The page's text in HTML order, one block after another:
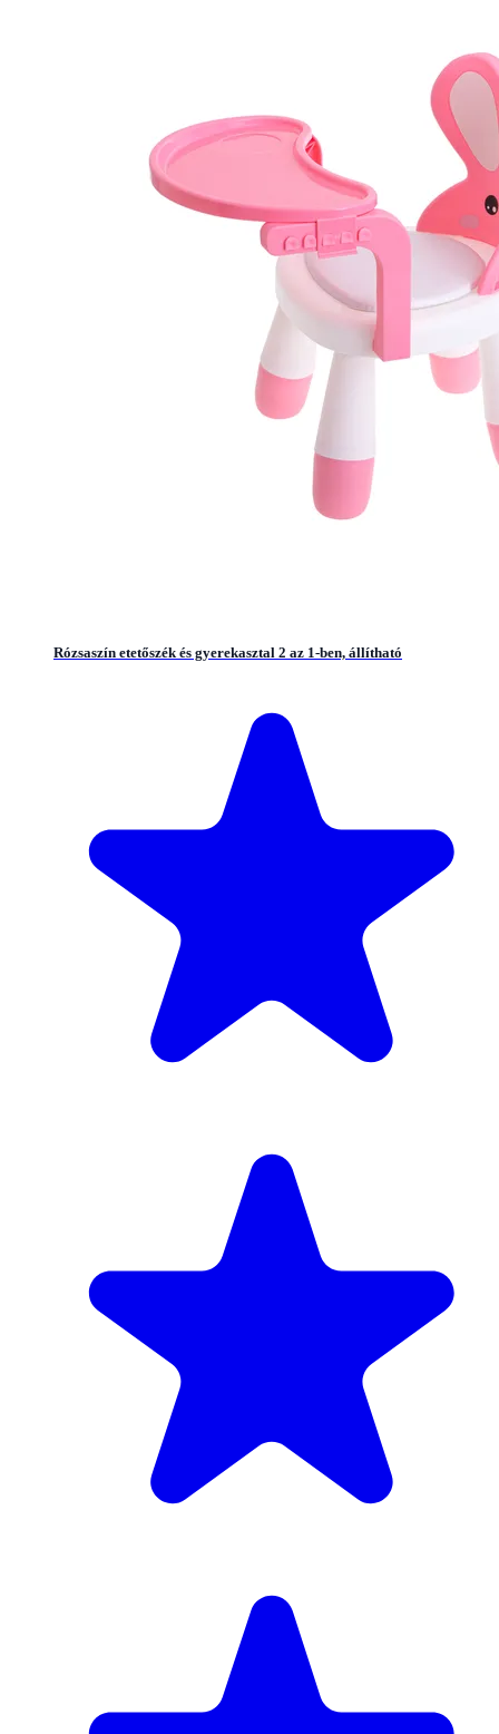
Rózsaszín etetőszék és gyerekasztal 2 az 1-ben, állítható